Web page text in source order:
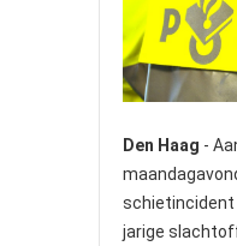
Den Haag -
schietincident
jarige